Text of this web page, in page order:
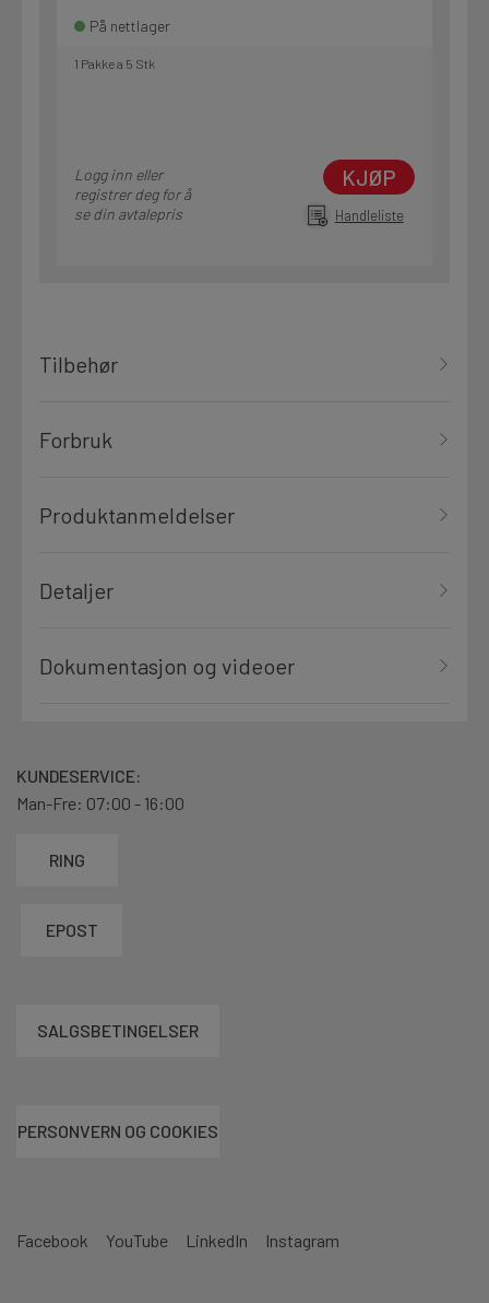
På nettlager
1 Pakke a 5 Stk
Logg inn eller
registrer deg for å
se din avtalepris
KJØP
Handleliste
Tilbehør
Forbruk
Produktanmeldelser
Detaljer
Dokumentasjon og videoer
Facebook YouTube LinkedIn Instagram
KUNDESERVICE:
Man-Fre: 07:00 - 16:00
RING
EPOST
SALGSBETINGELSER
PERSONVERN OG COOKIES